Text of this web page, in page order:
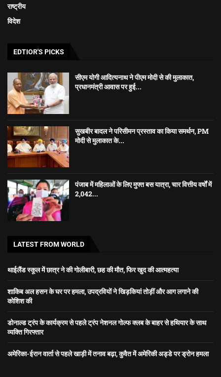
राष्ट्रीय
विदेश
EDTIOR'S PICKS
सीएम योगी आदित्यनाथ ने पीएम मोदी से की मुलाकात,
प्रधानमंत्री आवास पर हुई...
सुखबीर बादल ने परिसीमन प्रस्ताव का किया समर्थन, PM
मोदी से मुलाकात के...
पंजाब में महिलाओं के लिए मुफ्त बस यात्रा, चार वित्तीय वर्षों में
2,042...
LATEST FROM WORLD
थाईलैंड स्कूल में छात्र ने की गोलीबारी, छह की मौत, फिर खुद की आत्महत्या
शाकिब अल हसन के घर पर हमला, उपद्रवियों ने खिड़कियां तोड़ीं और आग लगाने की
कोशिश की
डोनाल्ड ट्रंप के कार्यक्रम से पहले ट्रंप नेशनल गोल्फ क्लब के बाहर से हथियार के साथ
व्यक्ति गिरफ्तार
अमेरिका-ईरान वार्ता से पहले खाड़ी में तनाव बढ़ा, कुवैत में अमेरिकी अड्डे पर ड्रोन हमला